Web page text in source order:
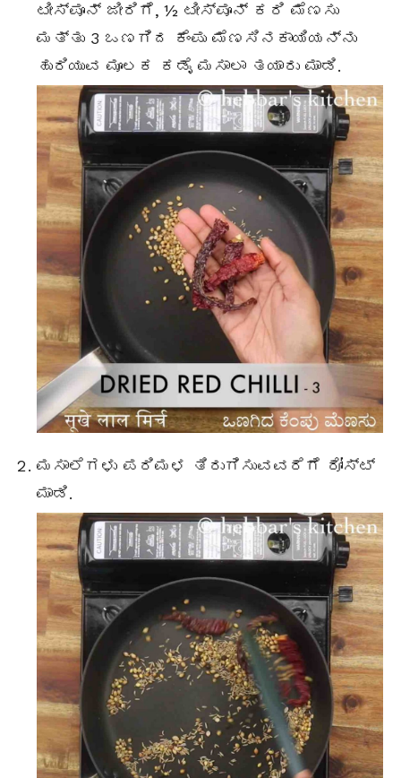
ಟೀಸ್ಪೂನ್ ಜೀರಿಗೆ, ½ ಟೀಸ್ಪೂನ್ ಕರಿ ಮೆಣಸು
ಮತ್ತು 3 ಒಣಗಿದ ಕೆಂಪು ಮೆಣಸಿನಕಾಯಿಯನ್ನು
ಹುರಿಯುವ ಮೂಲಕ ಕಡೈ ಮಸಾಲಾ ತಯಾರು ಮಾಡಿ.
ಮಸಾಲೆಗಳು ಪರಿಮಳ ತಿರುಗಿಸುವವರೆಗೆ ರೋಸ್ಟ್
ಮಾಡಿ.